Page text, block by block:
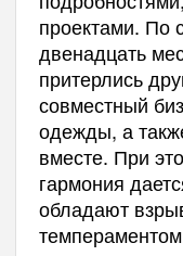
проектами. По
двенадцать
притерлись
совместный
одежды, а
вместе. При
гармония
обладают